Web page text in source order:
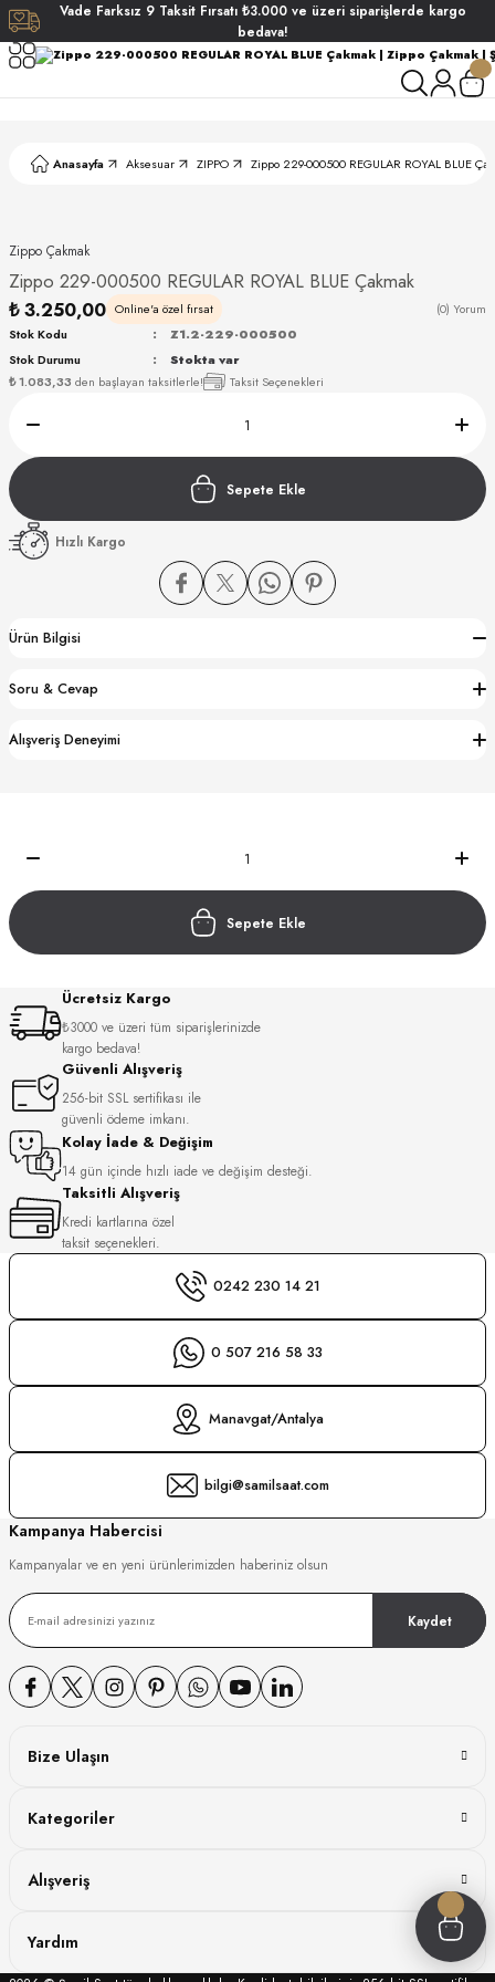
Vade Farksız 9 Taksit Fırsatı ₺3.000 ve üzeri siparişlerde kargo
bedava!
Anasayfa Aksesuar ZIPPO Zippo 229-000500 REGULAR ROYAL BLUE
Zippo Çakmak
Zippo 229-000500 REGULAR ROYAL BLUE Çakmak
₺ 3.250,00 Online'a özel fırsat (0) Yorum
₺ 1.083,33 den başlayan taksitlerle! Taksit Seçenekleri
Stok Kodu
Z1.2-229-000500
Stok Durumu
Stokta var
Sepete Ekle
Hızlı Kargo
Ürün Bilgisi
Soru & Cevap
Alışveriş Deneyimi
Sepete Ekle
Ücretsiz Kargo
₺3000 ve üzeri tüm siparişlerinizde
kargo bedava!
Güvenli Alışveriş
256-bit SSL sertifikası ile
güvenli ödeme imkanı.
Kolay İade & Değişim
14 gün içinde hızlı iade ve değişim desteği.
Taksitli Alışveriş
Kredi kartlarına özel
taksit seçenekleri.
0242 230 14 21
0 507 216 58 33
Manavgat/Antalya
bilgi@samilsaat.com
Kampanya Habercisi
Kampanyalar ve en yeni ürünlerimizden haberiniz olsun
Kaydet
Bize Ulaşın
Kategoriler
Alışveriş
Yardım
WATCH
WATCH